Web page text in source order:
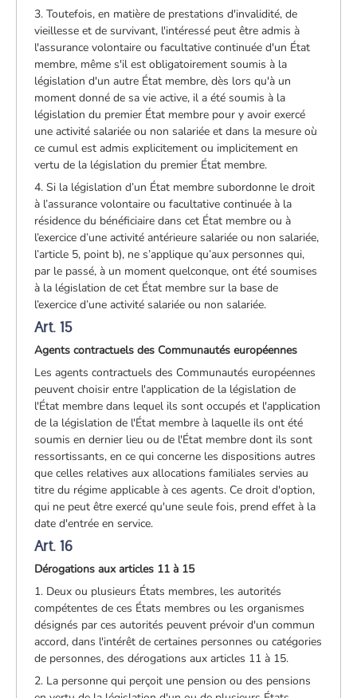
3. Toutefois, en matière de prestations d'invalidité, de
vieillesse et de survivant, l'intéressé peut être admis à
l'assurance volontaire ou facultative continuée d'un État
membre, même s'il est obligatoirement soumis à la
législation d'un autre État membre, dès lors qu'à un
moment donné de sa vie active, il a été soumis à la
législation du premier État membre pour y avoir exercé
une activité salariée ou non salariée et dans la mesure où
ce cumul est admis explicitement ou implicitement en
vertu de la législation du premier État membre.
4. Si la législation d’un État membre subordonne le droit
à l’assurance volontaire ou facultative continuée à la
résidence du bénéficiaire dans cet État membre ou à
l’exercice d’une activité antérieure salariée ou non salariée,
l’article 5, point b), ne s’applique qu’aux personnes qui,
par le passé, à un moment quelconque, ont été soumises
à la législation de cet État membre sur la base de
l’exercice d’une activité salariée ou non salariée.
Art. 15
Agents contractuelsdes Communautés européennes
Les agents contractuels des Communautés européennes
peuvent choisir entre l'application de la législation de
l'État membre dans lequel ils sont occupés et l'application
de la législation de l'État membre à laquelle ils ont été
soumis en dernier lieu ou de l'État membre dont ils sont
ressortissants, en ce qui concerne les dispositions autres
que celles relatives aux allocations familiales servies au
titre du régime applicable à ces agents. Ce droit d'option,
qui ne peut être exercé qu'une seule fois, prend effet à la
date d'entrée en service.
Art. 16
Dérogations aux articles 11 à 15
1. Deux ou plusieurs États membres, les autorités
compétentes de ces États membres ou les organismes
désignés par ces autorités peuvent prévoir d'un commun
accord, dans l'intérêt de certaines personnes ou catégories
de personnes, des dérogations aux articles 11 à 15.
2. La personne qui perçoit une pension ou des pensions